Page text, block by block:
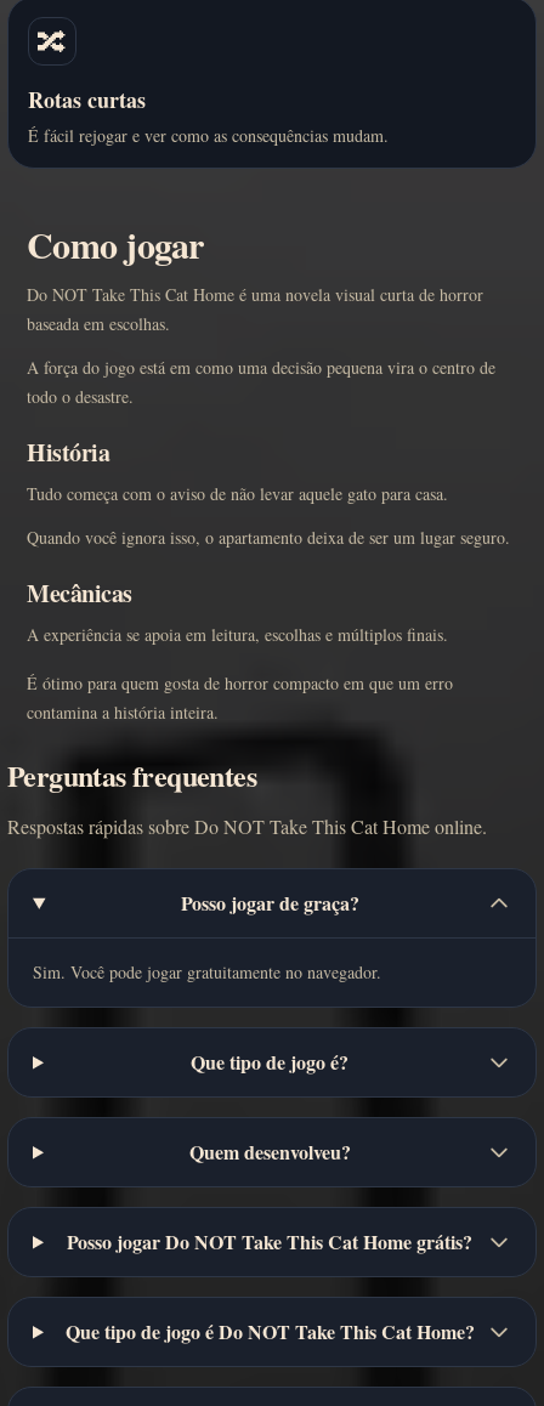
🔀
Rotas curtas
É fácil rejogar e ver como as consequências mudam.
Como jogar
Do NOT Take This Cat Home é uma novela visual curta de horror
baseada em escolhas.
A força do jogo está em como uma decisão pequena vira o centro de
todo o desastre.
História
Tudo começa com o aviso de não levar aquele gato para casa.
Quando você ignora isso, o apartamento deixa de ser um lugar seguro.
Mecânicas
A experiência se apoia em leitura, escolhas e múltiplos finais.
É ótimo para quem gosta de horror compacto em que um erro
contamina a história inteira.
Perguntas frequentes
Respostas rápidas sobre Do NOT Take This Cat Home online.
Posso jogar de graça?
Sim. Você pode jogar gratuitamente no navegador.
Que tipo de jogo é?
Quem desenvolveu?
Posso jogar Do NOT Take This Cat Home grátis?
Que tipo de jogo é Do NOT Take This Cat Home?